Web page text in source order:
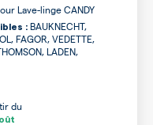
Lave-linge CANDY
: BAUKNECHT,
FAGOR, VEDETTE,
LADEN,
du